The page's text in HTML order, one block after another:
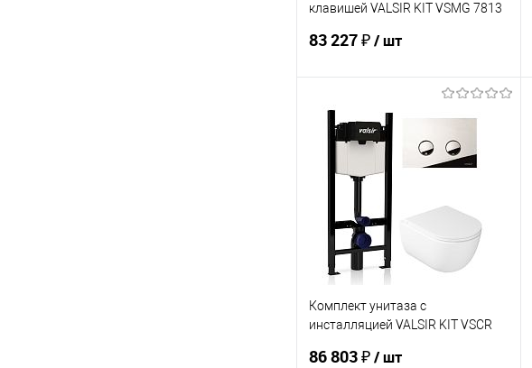
клавишей VALSIR KIT VSMG 7813
83 227 ₽/ шт
В корзину
Купить в 1 клик
Сравнение
В избранное
Комплект унитаза с
инсталляцией VALSIR KIT VSCR
86 803 ₽/ шт